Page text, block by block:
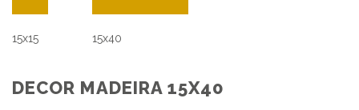
15x15 15x40
DECOR MADEIRA 15X40